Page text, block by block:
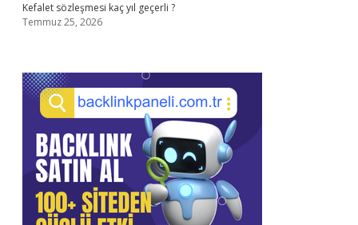
Kefalet sözleşmesi kaç yıl geçerli ?
Temmuz 25, 2026